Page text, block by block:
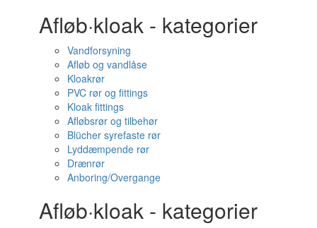
Afløb·kloak - kategorier
Vandforsyning
Afløb og vandlåse
Kloakrør
PVC rør og fittings
Kloak fittings
Afløbsrør og tilbehør
Blücher syrefaste rør
Lyddæmpende rør
Drænrør
Anboring/Overgange
Afløb·kloak - kategorier